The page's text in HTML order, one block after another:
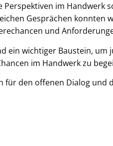
Perspektiven im Handwerk
Gesprächen konnten
und
ein wichtiger Baustein,
im Handwerk zu
für den offenen Dialog und